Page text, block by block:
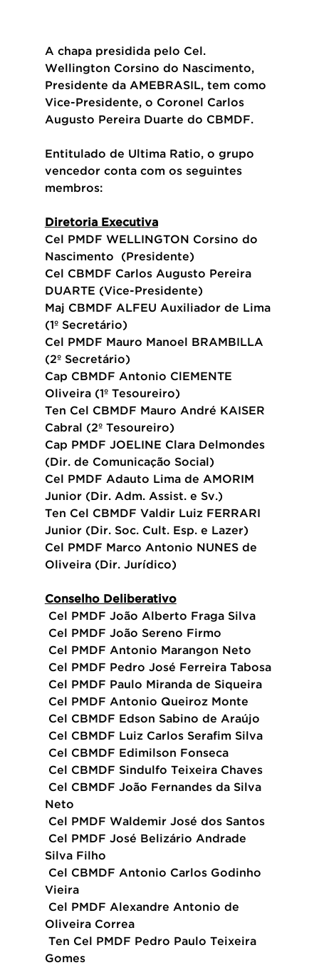
A chapa presidida pelo Cel.
Wellington Corsino do Nascimento,
Presidente da AMEBRASIL, tem como
Vice-Presidente, o Coronel Carlos
Augusto Pereira Duarte do CBMDF.
Entitulado de Ultima Ratio, o grupo
vencedor conta com os seguintes
membros:
Diretoria Executiva
Cel PMDF WELLINGTON Corsino do
Nascimento  (Presidente)
Cel CBMDF Carlos Augusto Pereira
DUARTE (Vice-Presidente)
Maj CBMDF ALFEU Auxiliador de Lima
(1º Secretário)
Cel PMDF Mauro Manoel BRAMBILLA
(2º Secretário)
Cap CBMDF Antonio ClEMENTE
Oliveira (1º Tesoureiro)
Ten Cel CBMDF Mauro André KAISER
Cabral (2º Tesoureiro)
Cap PMDF JOELINE Clara Delmondes
(Dir. de Comunicação Social)
Cel PMDF Adauto Lima de AMORIM
Junior (Dir. Adm. Assist. e Sv.)
Ten Cel CBMDF Valdir Luiz FERRARI
Junior (Dir. Soc. Cult. Esp. e Lazer)
Cel PMDF Marco Antonio NUNES de
Oliveira (Dir. Jurídico)
Conselho Deliberativo
Cel PMDF João Alberto Fraga Silva
Cel PMDF João Sereno Firmo
Cel PMDF Antonio Marangon Neto
Cel PMDF Pedro José Ferreira Tabosa
Cel PMDF Paulo Miranda de Siqueira
Cel PMDF Antonio Queiroz Monte
Cel CBMDF Edson Sabino de Araújo
Cel CBMDF Luiz Carlos Serafim Silva
Cel CBMDF Edimilson Fonseca
Cel CBMDF Sindulfo Teixeira Chaves
Neto
Cel PMDF Waldemir José dos Santos
Silva Filho
Vieira
Oliveira Correa
Gomes